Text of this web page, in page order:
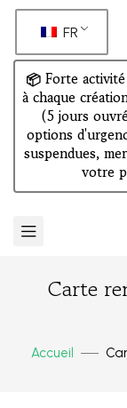
📦 Forte
à chaque
(5 jours
options
suspendues,
votre
FR
Carte
Accueil